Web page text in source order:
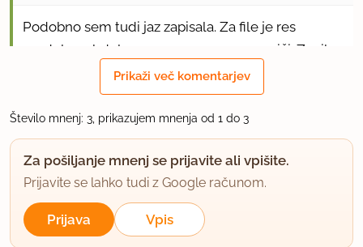
Podobno sem tudi jaz zapisala. Za file je res
predolga obdelava, meso se povsem uniči. Za ribo
- torej kare brez kosti - pa gre skozi, čeprav nisem
prepričana, da tokaj pridonese k sočnosti.
hedonist
22.5.2021 ob 15:18
Prikaži več komentarjev
Število mnenj: 3, prikazujem mnenja od 1 do 3
Za pošiljanje mnenj se prijavite ali vpišite.
Prijavite se lahko tudi z Google računom.
Prijava Vpis